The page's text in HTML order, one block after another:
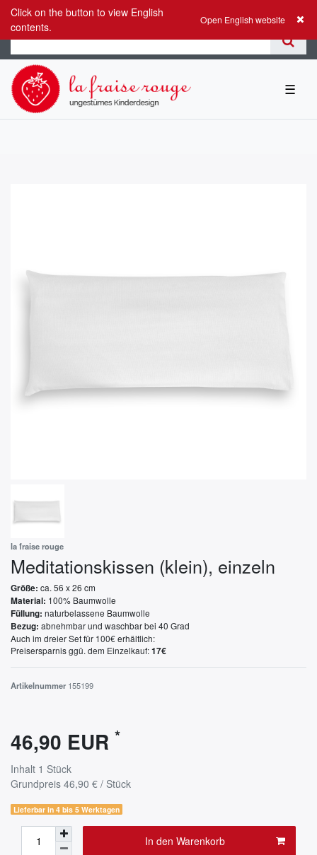
☰
Click on the button to view English
contents.
Open English website
la fraise rouge
Meditationskissen (klein), einzeln
Größe: ca. 56 x 26 cm
Material: 100% Baumwolle
Füllung: naturbelassene Baumwolle
Bezug: abnehmbar und waschbar bei 40 Grad
Auch im dreier Set für 100€ erhältlich:
Preisersparnis ggü. dem Einzelkauf:17€
Artikelnummer 155199
46,90 EUR *
Inhalt 1 Stück
Grundpreis 46,90 € / Stück
Lieferbar in 4 bis 5 Werktagen
In den Warenkorb